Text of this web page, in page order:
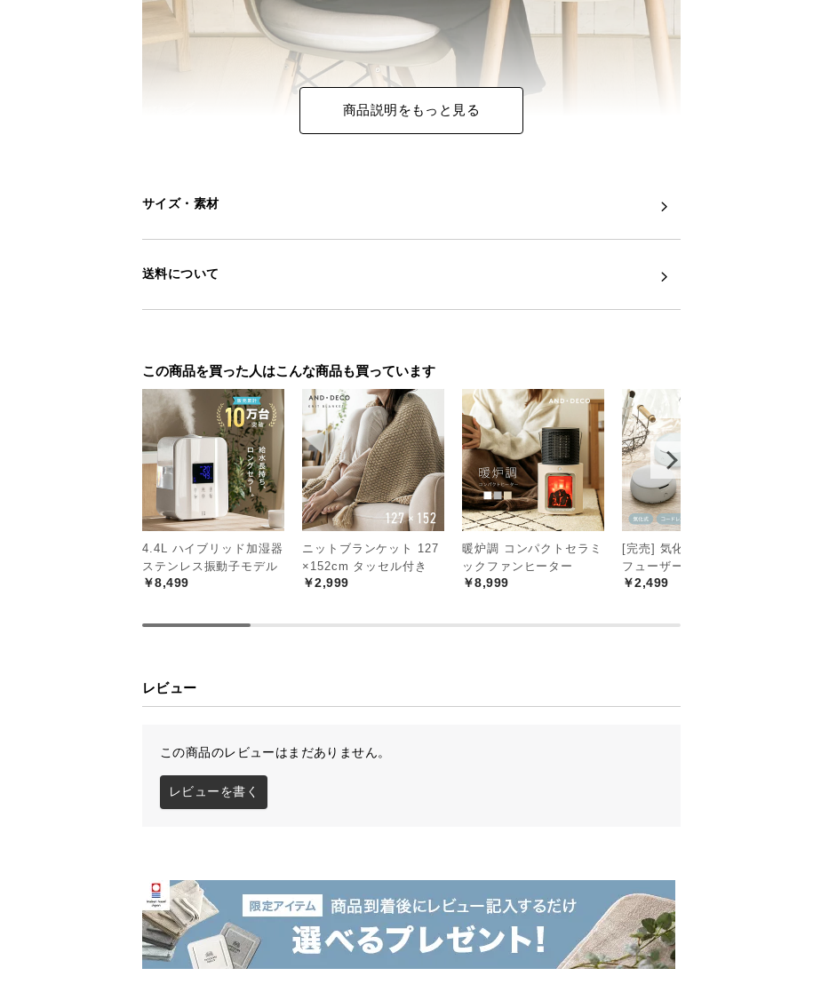
程よく沈み込む低反発ウレタン
の座り心地を生みます。
モールド製法で弾力性UP
商品説明をもっと見る
サイズ・素材
送料について
この商品を買った人はこんな商品も買っています
4.4L ハイブリッド加湿器
ステンレス振動子モデル
￥8,499
ニットブランケット 127
×152cm タッセル付き
￥2,999
暖炉調 コンパクトセラミ
ックファンヒーター
￥8,999
[完売] 気化式アロマディ
フューザー
￥2,499
レビュー
この商品のレビューはまだありません。
レビューを書く